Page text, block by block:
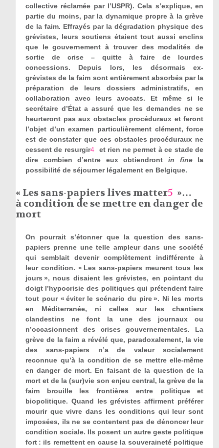
collective réclamée par l’USPR). Cela s’explique, en
partie du moins, par la dynamique propre à la grève
de la faim. Effrayés par la dégradation physique des
grévistes, leurs soutiens étaient tout aussi enclins
que le gouvernement à trouver des modalités de
sortie de crise – quitte à faire de lourdes
concessions. Depuis lors, les désormais ex-
grévistes de la faim sont entièrement absorbés par la
préparation de leurs dossiers administratifs, en
collaboration avec leurs avocats. Et même si le
secrétaire d’État a assuré que les demandes ne se
heurteront pas aux obstacles procéduraux et feront
l’objet d’un examen particulièrement clément, force
est de constater que ces obstacles procéduraux ne
cessent de resurgir4
et rien ne permet à ce stade de
dire combien d’entre eux obtiendront in fine la
possibilité de séjourner légalement en Belgique.
« Les sans-papiers lives matter5 »…
à condition de se mettre en danger de
mort
On pourrait s’étonner que la question des sans-
papiers prenne une telle ampleur dans une société
qui semblait devenir complètement indifférente à
leur condition. « Les sans-papiers meurent tous les
jours », nous disaient les grévistes, en pointant du
doigt l’hypocrisie des politiques qui prétendent faire
tout pour « éviter le scénario du pire ». Ni les morts
en Méditerranée, ni celles sur les chantiers
clandestins ne font la une des journaux ou
n’occasionnent des crises gouvernementales. La
grève de la faim a révélé que, paradoxalement, la vie
des sans-papiers n’a de valeur socialement
reconnue qu’à la condition de se mettre elle-même
en danger de mort. En faisant de la question de la
mort et de la (sur)vie son enjeu central, la grève de la
faim brouille les frontières entre politique et
biopolitique. Quand les grévistes affirment préférer
mourir que vivre dans les conditions qui leur sont
imposées, ils ne se contentent pas de dénoncer leur
condition sociale. Ils posent un autre geste politique
fort : ils remettent en cause la souveraineté politique